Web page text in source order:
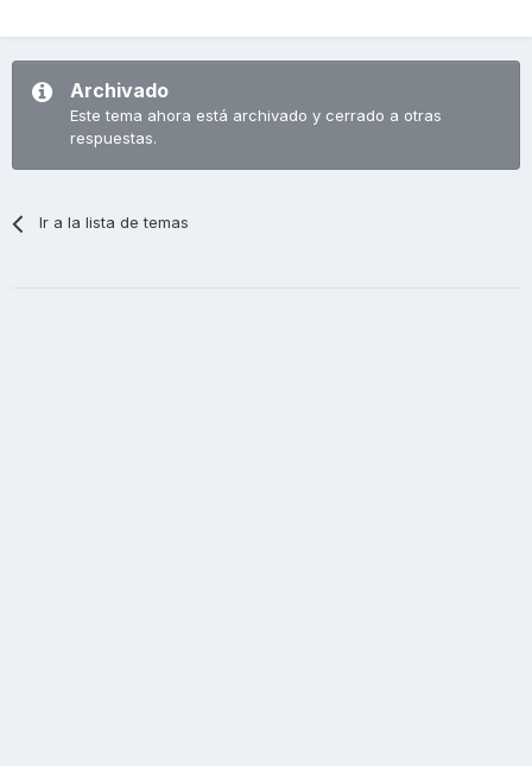
Archivado
Este tema ahora está archivado y cerrado a otras
respuestas.
Ir a la lista de temas